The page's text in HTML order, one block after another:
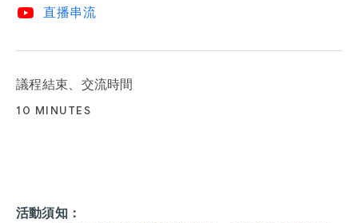
video_youtube 直播串流
議程結束、交流時間
10 MINUTES
活動須知：